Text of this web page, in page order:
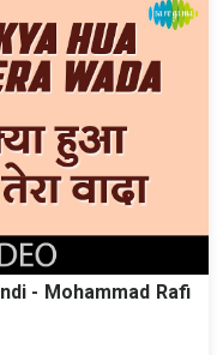
- Mohammad Rafi